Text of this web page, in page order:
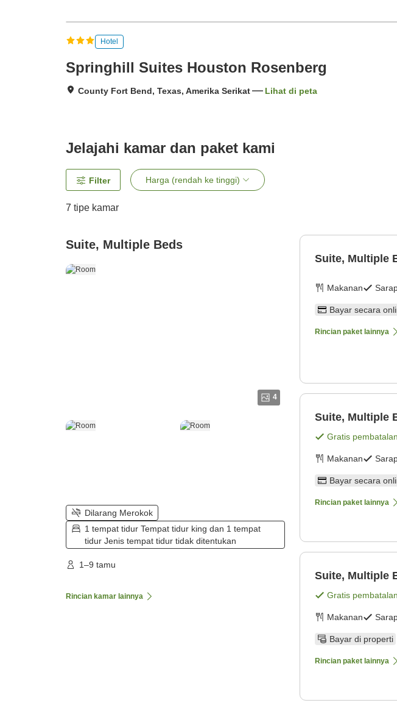
Hotel
Springhill Suites Houston Rosenberg
County Fort Bend, Texas, Amerika Serikat Lihat di peta
Jelajahi kamar dan paket kami
Filter Harga (rendah ke tinggi)
7 tipe kamar
Suite, Multiple Beds
4
Dilarang Merokok
1 tempat tidur Tempat tidur king dan 1 tempat
tidur Jenis tempat tidur tidak ditentukan
1–9 tamu
Rincian kamar lainnya
Suite, Multiple
Makanan
Bayar secara
Rincian paket lainnya
Suite, Multiple
Gratis
Makanan
Bayar secara
Rincian paket lainnya
Suite, Multiple
Gratis
Makanan
Bayar di properti
Rincian paket lainnya